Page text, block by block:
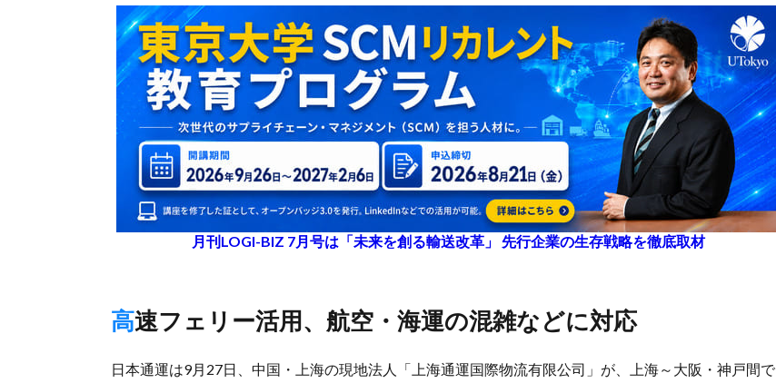
月刊LOGI-BIZ 7月号は「未来を創る輸送改革」 先行企業の生存戦略を徹底取材
高速フェリー活用、航空・海運の混雑などに対応
日本通運は9月27日、中国・上海の現地法人「上海通運国際物流有限公司」が、上海～大阪・神戸間で